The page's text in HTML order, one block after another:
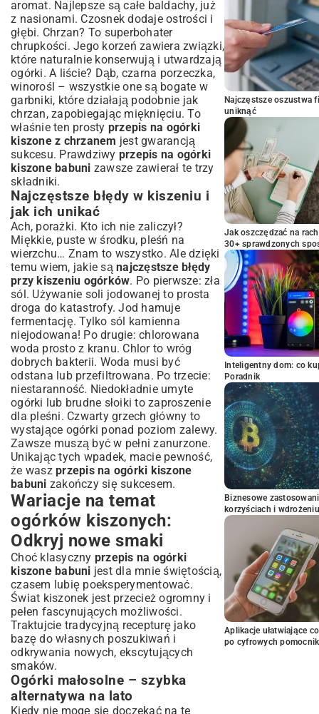
aromat. Najlepsze są całe baldachy, już
z nasionami. Czosnek dodaje ostrości i
głębi. Chrzan? To superbohater
chrupkości. Jego korzeń zawiera związki,
które naturalnie konserwują i utwardzają
ogórki. A liście? Dąb, czarna porzeczka,
winorośl – wszystkie one są bogate w
garbniki, które działają podobnie jak
chrzan, zapobiegając mięknięciu. To
właśnie ten prosty przepis na ogórki
kiszone z chrzanem jest gwarancją
sukcesu. Prawdziwy przepis na ogórki
kiszone babuni zawsze zawierał te trzy
składniki.
Najczęstsze błędy w kiszeniu i
jak ich unikać
Ach, porażki. Kto ich nie zaliczył?
Miękkie, puste w środku, pleśń na
wierzchu… Znam to wszystko. Ale dzięki
temu wiem, jakie są najczęstsze błędy
przy kiszeniu ogórków. Po pierwsze: zła
sól. Używanie soli jodowanej to prosta
droga do katastrofy. Jod hamuje
fermentację. Tylko sól kamienna
niejodowana! Po drugie: chlorowana
woda prosto z kranu. Chlor to wróg
dobrych bakterii. Woda musi być
odstana lub przefiltrowana. Po trzecie:
niestaranność. Niedokładnie umyte
ogórki lub brudne słoiki to zaproszenie
dla pleśni. Czwarty grzech główny to
wystające ogórki ponad poziom zalewy.
Zawsze muszą być w pełni zanurzone.
Unikając tych wpadek, macie pewność,
że wasz przepis na ogórki kiszone
babuni zakończy się sukcesem.
Wariacje na temat
ogórków kiszonych:
Odkryj nowe smaki
Choć klasyczny przepis na ogórki
kiszone babuni jest dla mnie świętością,
czasem lubię poeksperymentować.
Świat kiszonek jest przecież ogromny i
pełen fascynujących możliwości.
Traktujcie tradycyjną recepturę jako
bazę do własnych poszukiwań i
odkrywania nowych, ekscytujących
smaków.
Ogórki małosolne – szybka
alternatywa na lato
Kiedy nie mogę się doczekać na te
Najczęstsze oszustwa
uniknąć
Jak oszczędzać na
30+ sprawdzonych
Inteligentny dom: co
Poradnik
Biznesowe
korzyściach i wdrożeniu
Aplikacje ułatwiające
po cyfrowych